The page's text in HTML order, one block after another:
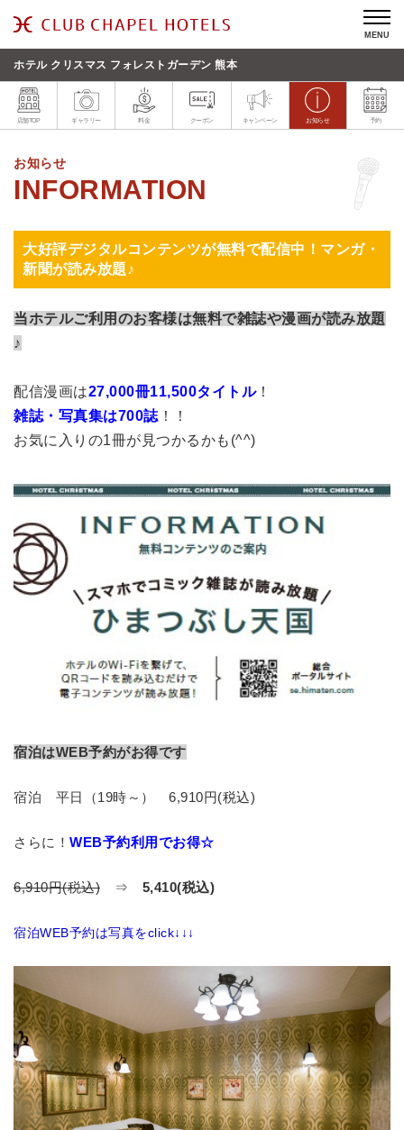
MENU
ホテル クリスマス フォレストガーデン 熊本
店舗TOP ギャラリー 料金 クーポン キャンペーン お知らせ 予約
お知らせ
大好評デジタルコンテンツが無料で配信中！マンガ・
新聞が読み放題♪
当ホテルご利用のお客様は無料で雑誌や漫画が読み放題
♪
配信漫画は27,000冊11,500タイトル！
雑誌・写真集は700誌 ！！
お気に入りの1冊が見つかるかも(^^)
宿泊はWEB予約がお得です
宿泊 平日（19時～） 6,910円(税込)
さらに！ WEB予約利用でお得☆
6,910円(税込) ⇒ 5,410(税込)
宿泊WEB予約は写真をclick↓↓↓